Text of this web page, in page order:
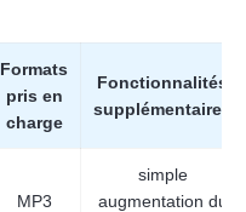
Formats
pris en
charge
Fonctionnalités
supplémentaires
MP3
simple
augmentation du